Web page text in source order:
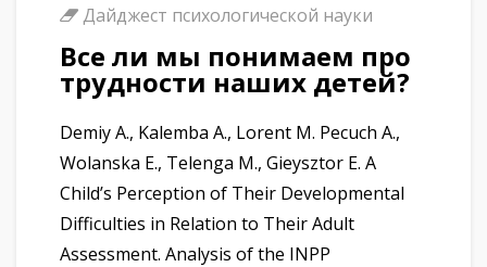
Дайджест психологической науки
Все ли мы понимаем про
трудности наших детей?
Demiy A., Kalemba A., Lorent M. Pecuch A.,
Wolanska E., Telenga M., Gieysztor E. A
Child’s Perception of Their Developmental
Difficulties in Relation to Their Adult
Assessment. Analysis of the INPP